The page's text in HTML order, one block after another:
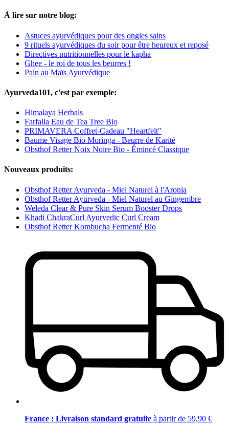
À lire sur notre blog:
Astuces ayurvédiques pour des ongles sains
9 rituels ayurvédiques du soir pour être heureux et reposé
Directives nutritionnelles pour le kapha
Ghee - le roi de tous les beurres !
Pain au Maïs Ayurvédique
Ayurveda101, c'est par exemple:
Himalaya Herbals
Farfalla Eau de Tea Tree Bio
PRIMAVERA Coffret-Cadeau "Heartfelt"
Baume Visage Bio Moringa - Beurre de Karité
Obsthof Retter Noix Noire Bio - Émincé Classique
Nouveaux produits:
Obsthof Retter Ayurveda - Miel Naturel à l'Aronia
Obsthof Retter Ayurveda - Miel Naturel au Gingembre
Weleda Clear & Pure Skin Serum Booster Drops
Khadi ChakraCurl Ayurvedic Curl Cream
Obsthof Retter Kombucha Fermenté Bio
France : Livraison standard gratuite à partir de 59,90 €